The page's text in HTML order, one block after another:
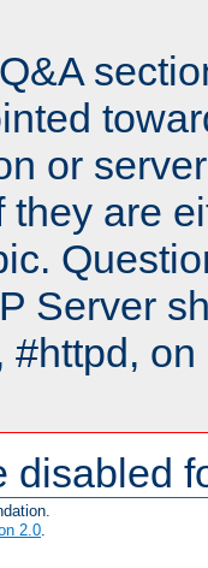
or
they are
Server
#httpd,
disabled
2.0.